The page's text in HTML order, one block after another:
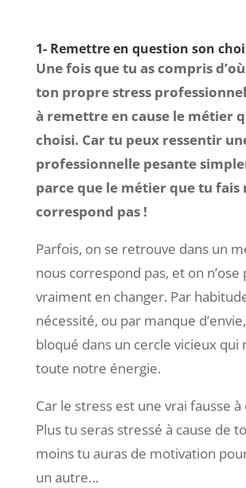
1- Remettre en question son
Une fois que tu as compris
ton propre stress
à remettre en cause le métier
choisi. Car tu peux ressentir
professionnelle pesante
parce que le métier que tu fais
correspond pas !
Parfois, on se retrouve dans un
nous correspond pas, et on n’ose
vraiment en changer. Par
nécessité, ou par manque
bloqué dans un cercle vicieux qui
toute notre énergie.
Car le stress est une vrai fausse à
Plus tu seras stressé à cause de
moins tu auras de motivation
un autre…